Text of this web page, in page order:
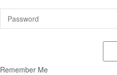
Remember Me